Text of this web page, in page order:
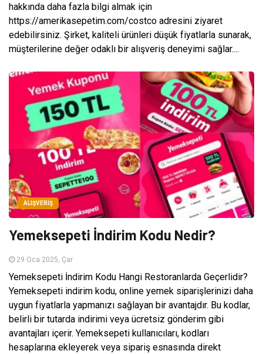
hakkında daha fazla bilgi almak için
https://amerikasepetim.com/costco adresini ziyaret
edebilirsiniz. Şirket, kaliteli ürünleri düşük fiyatlarla sunarak,
müşterilerine değer odaklı bir alışveriş deneyimi sağlar....
ALIŞVERIŞ
Yemeksepeti İndirim Kodu Nedir?
29 Oca 2025, Çar
Yemeksepeti İndirim Kodu Hangi Restoranlarda Geçerlidir?
Yemeksepeti indirim kodu, online yemek siparişlerinizi daha
uygun fiyatlarla yapmanızı sağlayan bir avantajdır. Bu kodlar,
belirli bir tutarda indirimi veya ücretsiz gönderim gibi
avantajları içerir. Yemeksepeti kullanıcıları, kodları
hesaplarına ekleyerek veya sipariş esnasında direkt